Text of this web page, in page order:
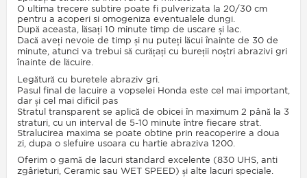
O ultima trecere subtire poate fi pulverizata la 20/30 cm
pentru a acoperi si omogeniza eventualele dungi.
După aceasta, lăsați 10 minute timp de uscare și lac.
Dacă aveți nevoie de timp și nu puteți lăcui înainte de 30 de
minute, atunci va trebui să curățați cu bureții noștri abrazivi gri
înainte de lăcuire.
Legătură cu buretele abraziv gri.
Pasul final de lacuire a vopselei Honda este cel mai important,
dar și cel mai dificil pas
Stratul transparent se aplică de obicei în maximum 2 până la 3
straturi, cu un interval de 5-10 minute între fiecare strat.
Stralucirea maxima se poate obtine prin reacoperire a doua
zi, dupa o slefuire usoara cu hartie abraziva 1200.
Oferim o gamă de lacuri standard excelente (830 UHS, anti
zgârieturi, Ceramic sau WET SPEED) și alte lacuri speciale.